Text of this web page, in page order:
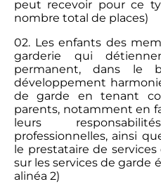
peut recevoir pour ce
nombre total de places)
02. Les enfants des
garderie qui
permanent, dans le
développement
de garde en tenant
parents, notamment en
leurs
professionnelles, ainsi
le prestataire de
sur les services de garde
alinéa 2)